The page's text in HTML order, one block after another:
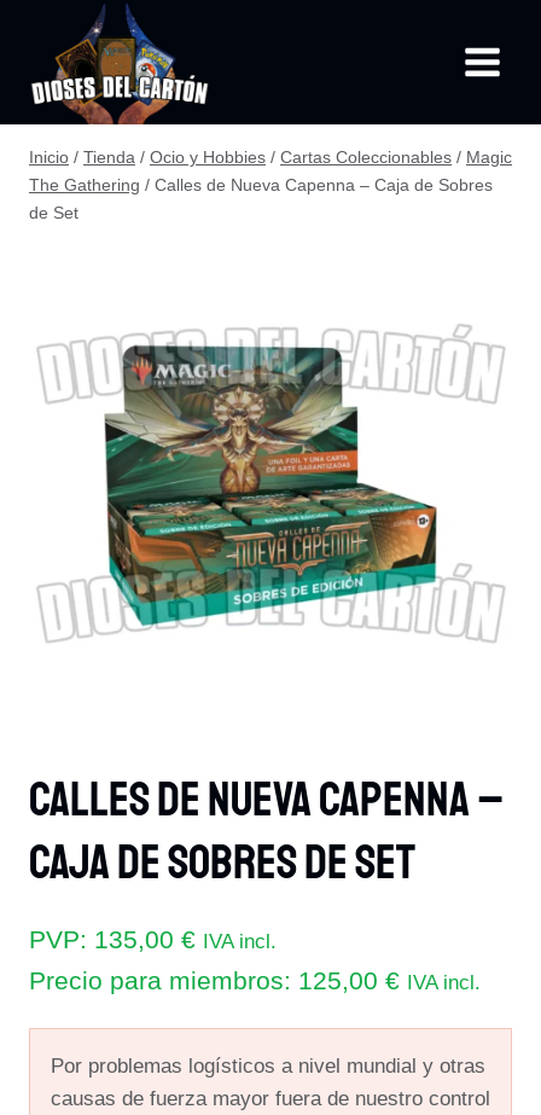
contenido
Inicio / Tienda / Ocio y Hobbies / Cartas Coleccionables / Magic
The Gathering / Calles de Nueva Capenna – Caja de Sobres
de Set
Calles De Nueva Capenna –
Caja De Sobres De Set
PVP: 135,00 € IVA incl.
Precio para miembros: 125,00 € IVA incl.
Por problemas logísticos a nivel mundial y otras
causas de fuerza mayor fuera de nuestro control